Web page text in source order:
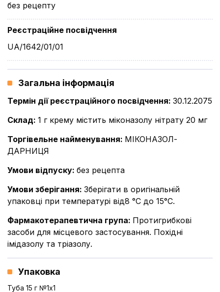
без рецепту
Реєстраційне посвідчення
UA/1642/01/01
Загальна інформація
Термін дії реєстраційного посвідчення: 30.12.2075
Склад: 1 г крему містить міконазолу нітрату 20 мг
Торгівельне найменування: МІКОНАЗОЛ-
ДАРНИЦЯ
Умови відпуску: без рецепта
Умови зберігання: Зберігати в оригінальній
упаковці при температурі від8 °С до 15°С.
Фармакотерапевтична група: Протигрибкові
засоби для місцевого застосування. Похідні
імідазолу та тріазолу.
Упаковка
Туба 15 г №1x1